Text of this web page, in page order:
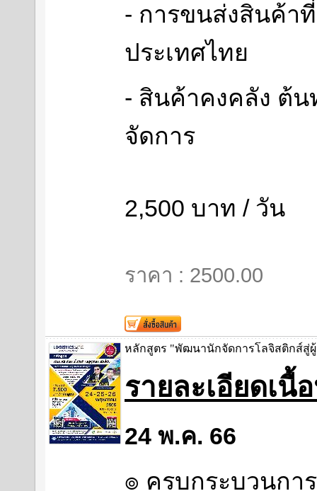
- การขนส่งสินค้า
ประเทศไทย
- สินค้าคงคลัง ต้
จัดการ
2,500 บาท / วัน
ราคา : 2500.00
หลักสูตร "พัฒนานักจัดการโลจิสติกส์สู่ผู้
รายละเอียดเนื้
24 พ.ค. 66
๏ ครบกระบวนกา